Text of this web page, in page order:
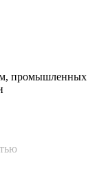
промышленных